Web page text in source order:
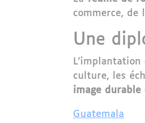
commerce,
Une
culture, les
image durable
Guatemala